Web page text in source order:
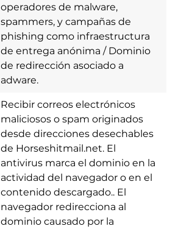
operadores de malware,
spammers, y campañas de
phishing como infraestructura
de entrega anónima / Dominio
de redirección asociado a
adware.
Recibir correos electrónicos
maliciosos o spam originados
desde direcciones desechables
de Horseshitmail.net. El
antivirus marca el dominio en la
actividad del navegador o en el
contenido descargado.. El
navegador redirecciona al
dominio causado por la